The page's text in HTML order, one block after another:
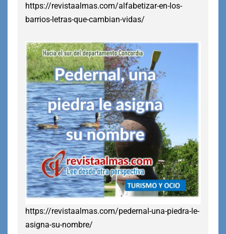
https://revistaalmas.com/alfabetizar-en-los-
barrios-letras-que-cambian-vidas/
https://revistaalmas.com/pedernal-una-piedra-le-
asigna-su-nombre/